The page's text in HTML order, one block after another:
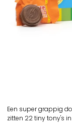
Een super grappig
zitten 22 tiny tony's in